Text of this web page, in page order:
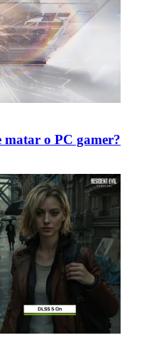
o PC gamer?